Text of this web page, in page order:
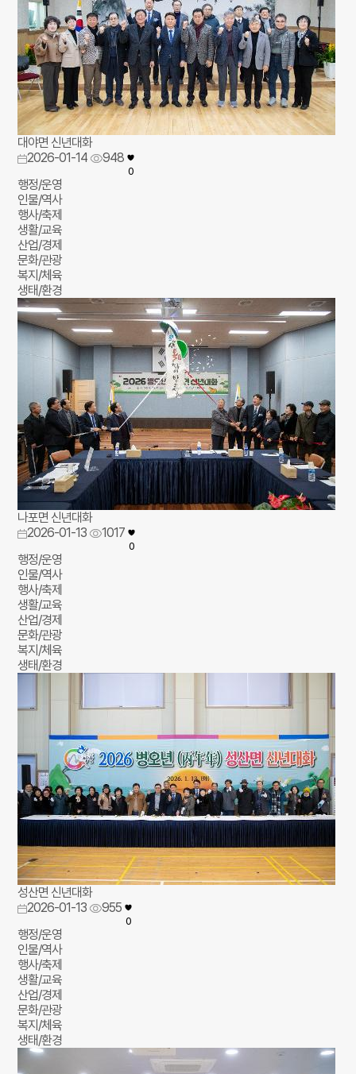
대야면 신년대화
2026-01-14
948
0
행정/운영
인물/역사
행사/축제
생활/교육
산업/경제
문화/관광
복지/체육
생태/환경
나포면 신년대화
2026-01-13
1017
0
행정/운영
인물/역사
행사/축제
생활/교육
산업/경제
문화/관광
복지/체육
생태/환경
성산면 신년대화
2026-01-13
955
0
행정/운영
인물/역사
행사/축제
생활/교육
산업/경제
문화/관광
복지/체육
생태/환경